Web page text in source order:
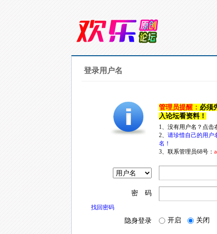
登录用户名
管理员提醒： 必须
入论坛看资料！
1、没有用户名？点
2、 请珍惜自己的用户
名！
3、联系管理员68号：
密 码
找回密码
隐身登录 开启 关闭